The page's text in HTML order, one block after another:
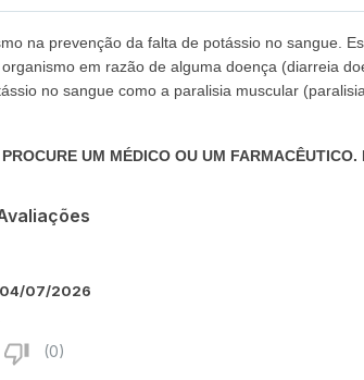
na prevenção da falta de potássio no sangue.
em razão de alguma doença (diarreia
no sangue como a paralisia muscular
UM MÉDICO OU UM FARMACÊUTICO.
04/07/2026
(0)